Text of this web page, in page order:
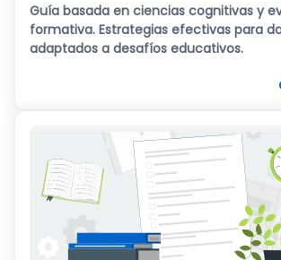
Guía basada en ciencias cognitivas y
formativa. Estrategias efectivas para
adaptados a desafíos educativos.